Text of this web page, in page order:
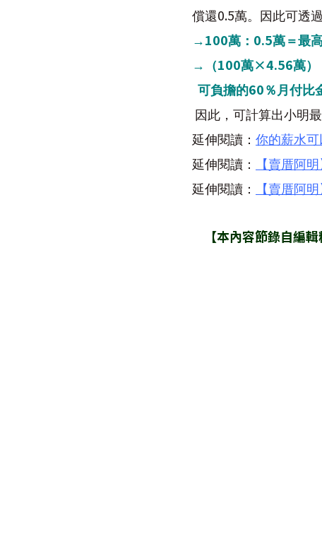
償還0.5萬。因此可透
→ 100萬： 0.5萬＝最
→
（100萬×4.56萬）
可負擔的60 ％月付比
因此，可計算出小明
延伸閱讀： 你的薪水可
延伸閱讀：
【賣厝阿
延伸閱讀：
【賣厝阿
【本內容節錄自編